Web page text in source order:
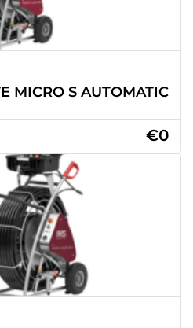
MICRO S AUTOMATIC
€0